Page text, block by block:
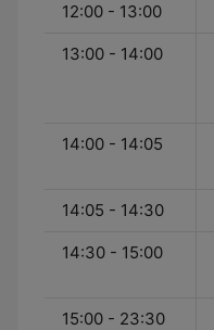
12:00 - 13:00
13:00 - 14:00
14:00 - 14:05
14:05 - 14:30
14:30 - 15:00
15:00 - 23:30